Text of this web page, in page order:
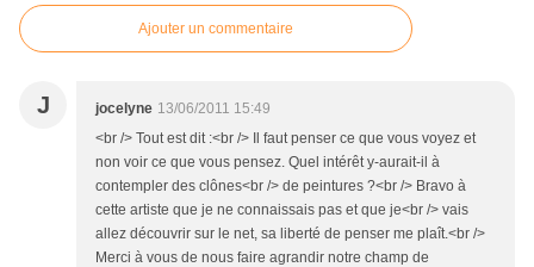
Ajouter un commentaire
J jocelyne 13/06/2011 15:49
<br /> Tout est dit :<br /> Il faut penser ce que vous voyez et
non voir ce que vous pensez. Quel intérêt y-aurait-il à
contempler des clônes<br /> de peintures ?<br /> Bravo à
cette artiste que je ne connaissais pas et que je<br /> vais
allez découvrir sur le net, sa liberté de penser me plaît.<br />
Merci à vous de nous faire agrandir notre champ de